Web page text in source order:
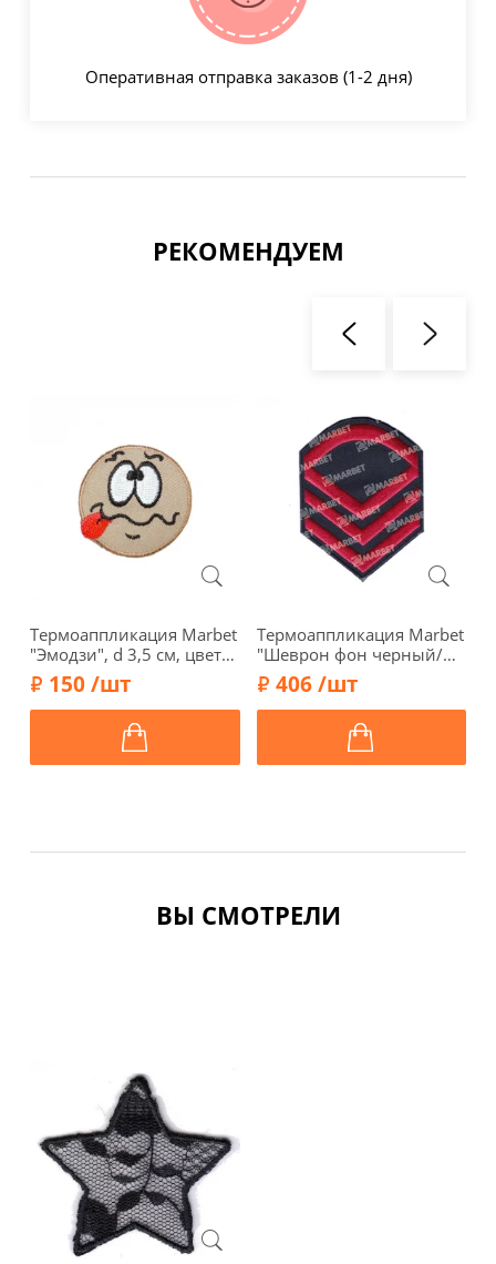
Оперативная отправка заказов (1-2 дня)
РЕКОМЕНДУЕМ
Термоаппликация Marbet
"Эмодзи", d 3,5 см, цвет
светло-коричневый,
569133.E
150 /шт
Термоаппликация Marbet
"Шеврон фон черный/
красные стрелки", 9 х 7
см, 569689.B
406 /шт
ВЫ СМОТРЕЛИ